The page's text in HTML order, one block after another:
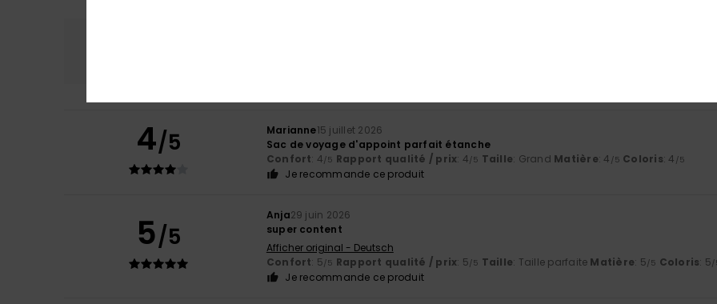
4/5 Marianne15 juillet 2026
Sac de voyage d'appoint parfait étanche
Confort: 4/5 Rapport qualité / prix: 4/5 Taille: Grand Matière: 4 /5 Coloris: 4 /5
Je recommande ce produit
5/5
Anja29 juin 2026
super content
Afficher original - Deutsch
Confort: 5/5 Rapport qualité / prix: 5/5 Taille: Taille parfaite Matière: 5/5 Coloris: 5/
Je recommande ce produit